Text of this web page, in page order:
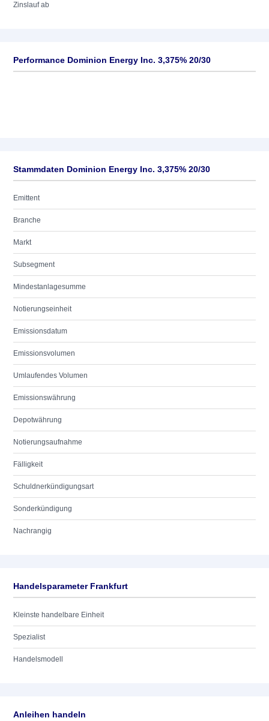
Zinslauf ab
Performance Dominion Energy Inc. 3,375% 20/30
Stammdaten Dominion Energy Inc. 3,375% 20/30
Emittent
Branche
Markt
Subsegment
Mindestanlagesumme
Notierungseinheit
Emissionsdatum
Emissionsvolumen
Umlaufendes Volumen
Emissionswährung
Depotwährung
Notierungsaufnahme
Fälligkeit
Schuldnerkündigungsart
Sonderkündigung
Nachrangig
Handelsparameter Frankfurt
Kleinste handelbare Einheit
Spezialist
Handelsmodell
Anleihen handeln